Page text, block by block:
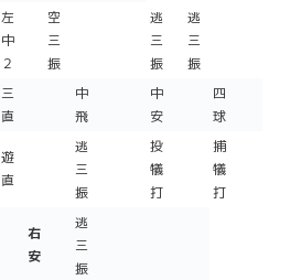
左
中
２
空
三
振
逃
三
振
逃
三
振
三
直
中
飛
中
安
四
球
遊
直
逃
三
振
投
犠
打
捕
犠
打
右
安
逃
三
振